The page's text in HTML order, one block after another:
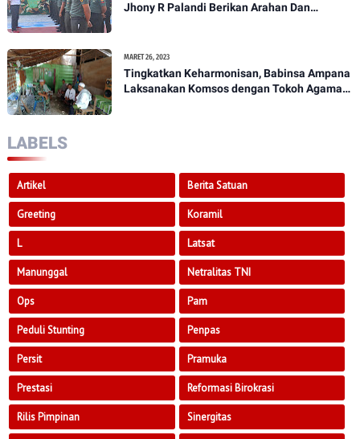
Jhony R Palandi Berikan Arahan Dan
MARET 26, 2023
Tingkatkan Keharmonisan, Babinsa Ampana
Laksanakan Komsos dengan Tokoh Agama
LABELS
Artikel Berita Satuan
Greeting Koramil
L Latsat
Manunggal Netralitas TNI
Ops Pam
Peduli Stunting Penpas
Persit Pramuka
Prestasi Reformasi Birokrasi
Rilis Pimpinan Sinergitas